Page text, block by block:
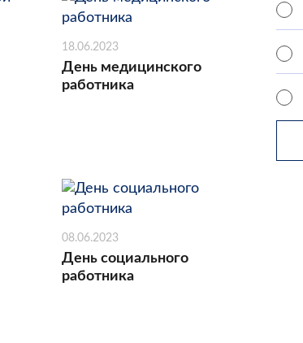
18.06.2023
День медицинского
работника
08.06.2023
День социального
работника